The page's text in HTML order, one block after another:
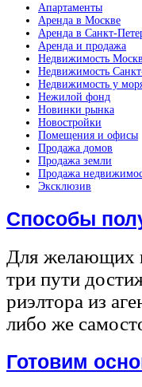
Апартаменты
Аренда в Москве
Аренда в Санкт-
Аренда и продажа
Недвижимость
Недвижимость
Недвижимость у
Нежилой фонд
Новинки рынка
Новостройки
Помещения и офисы
Продажа домов
Продажа земли
Продажа
Эксклюзив
Способы
Для желающих
три пути
риэлтора из
либо же
Готовим